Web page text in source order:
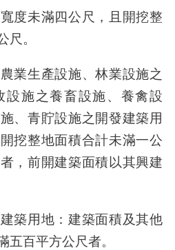
度未滿四公尺，且開挖整
尺。
業生產設施、林業設施之
設施之養畜設施、養禽設
、青貯設施之開發建築用
挖整地面積合計未滿一公
，前開建築面積以其興建
築用地：建築面積及其他
五百平方公尺者。